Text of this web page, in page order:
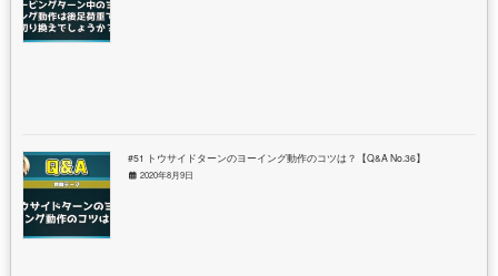
#51 トウサイドターンのヨーイング動作のコツは？【Q&A No.36】
2020年8月9日